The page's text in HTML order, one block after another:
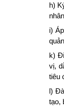
h)
i)
k)
vị,
tiêu
l)
tạo,